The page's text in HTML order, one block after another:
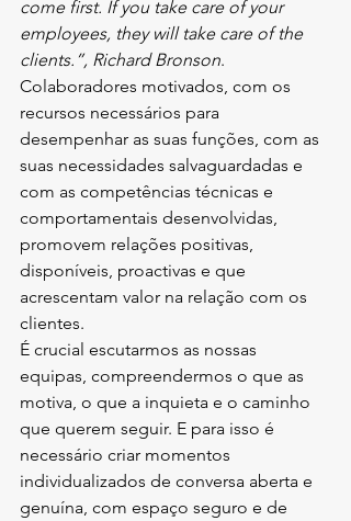
come first. If you take care of your
employees, they will take care of the
clients.”, Richard Bronson.
Colaboradores motivados, com os
recursos necessários para
desempenhar as suas funções, com as
suas necessidades salvaguardadas e
com as competências técnicas e
comportamentais desenvolvidas,
promovem relações positivas,
disponíveis, proactivas e que
acrescentam valor na relação com os
clientes.
É crucial escutarmos as nossas
equipas, compreendermos o que as
motiva, o que a inquieta e o caminho
que querem seguir. E para isso é
necessário criar momentos
individualizados de conversa aberta e
genuína, com espaço seguro e de